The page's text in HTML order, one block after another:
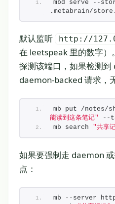
mbd serve --
.metabrain/
默认监听 http://
在 leetspeak 里的数字）
探测该端口，如果检测
daemon-backed 请求，
mb put /notes/
能读到这条笔记"
--
mb search "共享
如果要强制走 daemon
点：
mb --server